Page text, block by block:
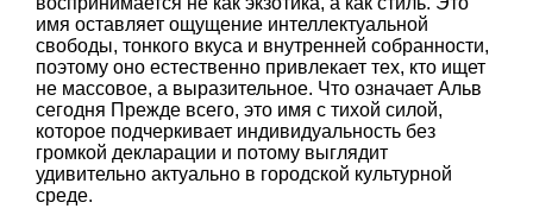
имя оставляет ощущение интеллектуальной
свободы, тонкого вкуса и внутренней собранности,
поэтому оно естественно привлекает тех, кто ищет
не массовое, а выразительное. Что означает Альв
сегодня Прежде всего, это имя с тихой силой,
которое подчеркивает индивидуальность без
громкой декларации и потому выглядит
удивительно актуально в городской культурной
среде.